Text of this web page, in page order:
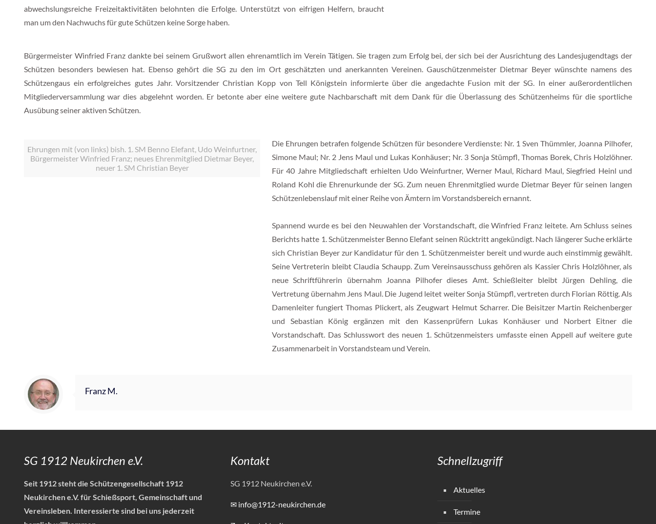
abwechslungsreiche Freizeitaktivitäten belohnten die Erfolge. Unterstützt von eifrigen Helfern, braucht
man um den Nachwuchs für gute Schützen keine Sorge haben.
Bürgermeister Winfried Franz dankte bei seinem Grußwort allen ehrenamtlich im Verein Tätigen. Sie tragen zum Erfolg bei, der sich bei der Ausrichtung des Landesjugendtags der
Schützen besonders bewiesen hat. Ebenso gehört die SG zu den im Ort geschätzten und anerkannten Vereinen. Gauschützenmeister Dietmar Beyer wünschte namens des
Schützengaus ein erfolgreiches gutes Jahr. Vorsitzender Christian Kopp von Tell Königstein informierte über die angedachte Fusion mit der SG. In einer außerordentlichen
Mitgliederversammlung war dies abgelehnt worden. Er betonte aber eine weitere gute Nachbarschaft mit dem Dank für die Überlassung des Schützenheims für die sportliche
Ausübung seiner aktiven Schützen.
Ehrungen mit (von links) bish. 1. SM Benno Elefant, Udo Weinfurtner,
Bürgermeister Winfried Franz; neues Ehrenmitglied Dietmar Beyer,
neuer 1. SM Christian Beyer
Die Ehrungen betrafen folgende Schützen für besondere Verdienste: Nr. 1 Sven Thümmler, Joanna Pilhofer,
Simone Maul; Nr. 2 Jens Maul und Lukas Konhäuser; Nr. 3 Sonja Stümpfl, Thomas Borek, Chris Holzlöhner.
Für 40 Jahre Mitgliedschaft erhielten Udo Weinfurtner, Werner Maul, Richard Maul, Siegfried Heinl und
Roland Kohl die Ehrenurkunde der SG. Zum neuen Ehrenmitglied wurde Dietmar Beyer für seinen langen
Schützenlebenslauf mit einer Reihe von Ämtern im Vorstandsbereich ernannt.
Spannend wurde es bei den Neuwahlen der Vorstandschaft, die Winfried Franz leitete. Am Schluss seines
Berichts hatte 1. Schützenmeister Benno Elefant seinen Rücktritt angekündigt. Nach längerer Suche erklärte
sich Christian Beyer zur Kandidatur für den 1. Schützenmeister bereit und wurde auch einstimmig gewählt.
Seine Vertreterin bleibt Claudia Schaupp. Zum Vereinsausschuss gehören als Kassier Chris Holzlöhner, als
neue Schriftführerin übernahm Joanna Pilhofer dieses Amt. Schießleiter bleibt Jürgen Dehling, die
Vertretung übernahm Jens Maul. Die Jugend leitet weiter Sonja Stümpfl, vertreten durch Florian Röttig. Als
Damenleiter fungiert Thomas Plickert, als Zeugwart Helmut Scharrer. Die Beisitzer Martin Reichenberger
und Sebastian König ergänzen mit den Kassenprüfern Lukas Konhäuser und Norbert Eitner die
Vorstandschaft. Das Schlusswort des neuen 1. Schützenmeisters umfasste einen Appell auf weitere gute
Zusammenarbeit in Vorstandsteam und Verein.
Franz M.
SG 1912 Neukirchen e.V.
Seit 1912 steht die Schützengesellschaft 1912
Neukirchen e.V. für Schießsport, Gemeinschaft und
Vereinsleben. Interessierte sind bei uns jederzeit
Kontakt
SG 1912 Neukirchen e.V.
✉ info@1912-neukirchen.de
Schnellzugriff
Aktuelles
Termine